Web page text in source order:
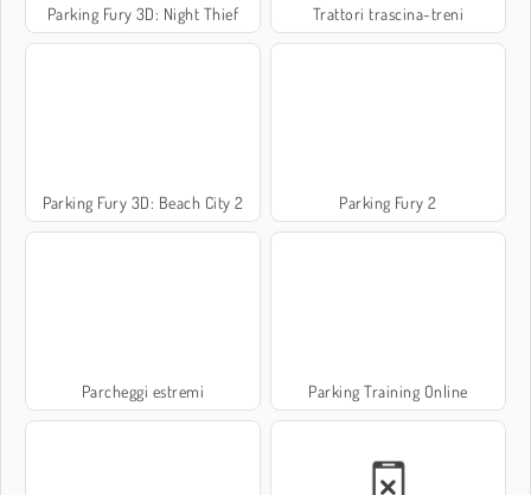
Parking Fury 3D: Night Thief Trattori trascina-treni
Parking Fury 3D: Beach City 2 Parking Fury 2
Parcheggi estremi Parking Training Online